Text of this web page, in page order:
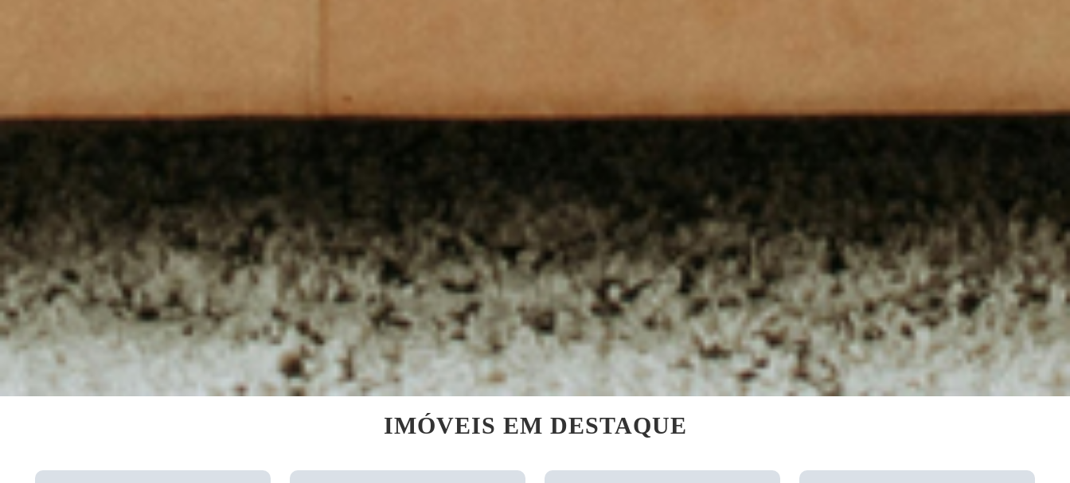
IMÓVEIS EM DESTAQUE